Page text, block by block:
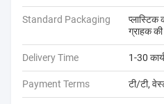
Standard Packaging
प्लास्टिक
ग्राहक
Delivery Time 1-30
Payment Terms टी/टी,